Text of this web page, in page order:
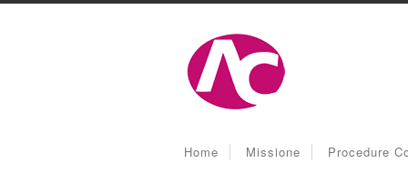
Home Missione Procedure